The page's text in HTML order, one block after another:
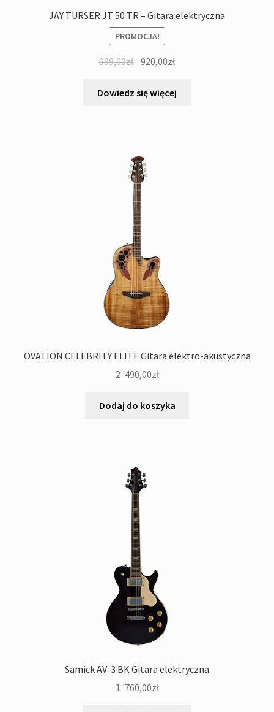
JAY TURSER JT 50 TR – Gitara elektryczna
PROMOCJA!
999,00zł Pierwotna
wynosiła:
920,00złAktualna
wynosi:
Dowiedz się więcej
OVATION CELEBRITY ELITE Gitara elektro-akustyczna
2 '490,00zł
Dodaj do koszyka
Samick AV-3 BK Gitara elektryczna
1 '760,00zł